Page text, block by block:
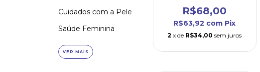
Cuidados com a Pele
Saúde Feminina
VER MAIS
Metilcobalamina 1mg -
cápsulas
R$68,00
R$63,92 com Pix
2 x de R$34,00 sem juros